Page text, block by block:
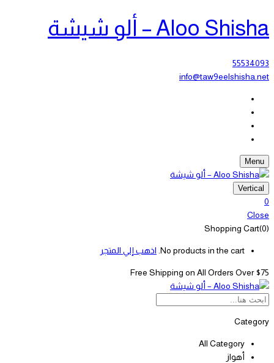
Aloo Shisha – ألو شيشة
55534093
info@taw9eelshisha.net
Menu
Vertical
0
Close
Shopping Cart(0)
No products in the cart. اذهب إلي المتجر
Free Shipping on All Orders Over $75
Category
All Category
أهواز